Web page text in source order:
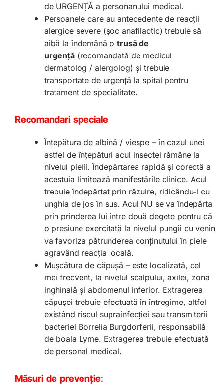
de URGENȚĂ a personanului medical.
Persoanele care au antecedente de reacții
alergice severe (șoc anafilactic) trebuie să
aibă la îndemână o trusă de
urgență (recomandată de medicul
dermatolog / alergolog) și trebuie
transportate de urgență la spital pentru
tratament de specialitate.
Recomandari speciale
Înțepătura de albină / viespe – în cazul unei
astfel de înțepături acul insectei rămâne la
nivelul pielii. Îndepărtarea rapidă și corectă a
acestuia limitează manifestările clinice. Acul
trebuie îndepărtat prin răzuire, ridicându-l cu
unghia de jos în sus. Acul NU se va îndepărta
prin prinderea lui între două degete pentru că
o presiune exercitată la nivelul pungii cu venin
va favoriza pătrunderea conținutului în piele
agravând reacția locală.
Mușcătura de căpușă – este localizată, cel
mei frecvent, la nivelul scalpului, axilei, zona
inghinală și abdomenul inferior. Extragerea
căpușei trebuie efectuată în întregime, altfel
existând riscul suprainfecției sau transmiterii
bacteriei Borrelia Burgdorferii, responsabilă
de boala Lyme. Extragerea trebuie efectuată
de personal medical.
Măsuri de prevenție: